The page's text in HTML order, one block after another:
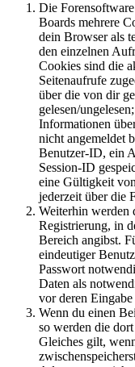
Die
Boards mehrere
dein Browser als
den einzelnen
Cookies sind die
Seitenaufrufe
über die von dir
gelesen/
Informationen
nicht angemeldet
Benutzer-ID, ein
Session-ID
eine Gültigkeit
jederzeit über die
Weiterhin werden
Registrierung, in
Bereich angibst.
eindeutiger
Passwort
Daten als
vor deren
Wenn du einen
so werden die
Gleiches gilt,